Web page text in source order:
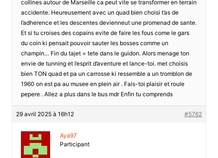
collines autour de Marseille ca peut vite se transformer en terrain
accidente. Heureusement avec un quad bien choisi t’as de
l’adherence et les descentes devienneut une promenad de sante.
Et si tu croises des copains evite de faire les fous come le gars
du coin ki pensait pouvoir sauter les bosses comme un
champin… Fin du tajet = tete dans le guidon. Alors menage ton
envie de tunning et l’esprit d’aventure et lance-toi. met choisis
bien TON quad et pa un carrosse ki ressemble a un tromblon de
1960 on est pa au musee en plein air . Fais-toi plaisir et roule
pepere . Allez a plus dans le bus mdr Enfin tu comprends
29 avril 2025 à 16h12 #5762
Aya97
Participant